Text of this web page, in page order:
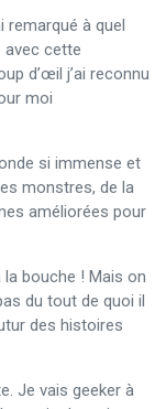
remarqué à quel
avec cette
d’œil j’ai reconnu
moi
si immense et
monstres, de la
améliorées pour
bouche ! Mais on
du tout de quoi il
des histoires
Je vais geeker à